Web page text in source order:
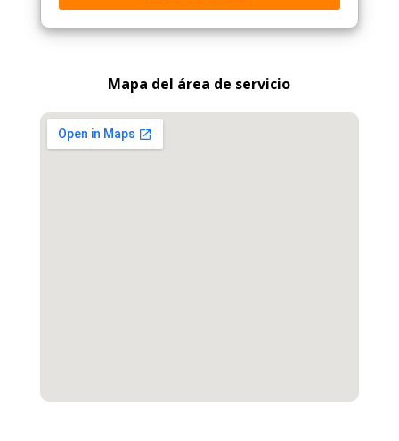
Mapa del área de servicio